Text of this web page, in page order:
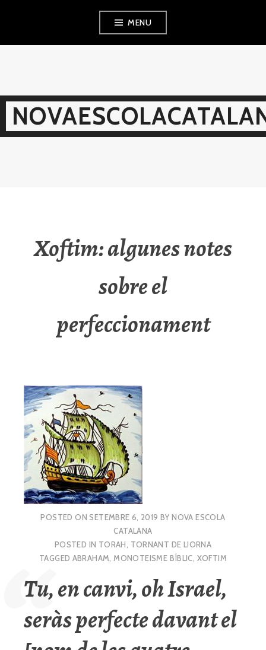
MENU
Xoftim: algunes notes
sobre el
perfeccionament
POSTED ONSETEMBRE 6, 2019 BYNOVA ESCOLA
CATALANA
POSTED IN TORAH, TORNANT DE LIORNA
TAGGED ABRAHAM,MONOTEISME BÍBLIC, XOFTIM
Tu, en canvi, oh Israel,
seràs perfecte davant el